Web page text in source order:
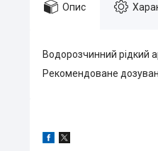
Опис
Водорозчинний рідкий
Рекомендоване